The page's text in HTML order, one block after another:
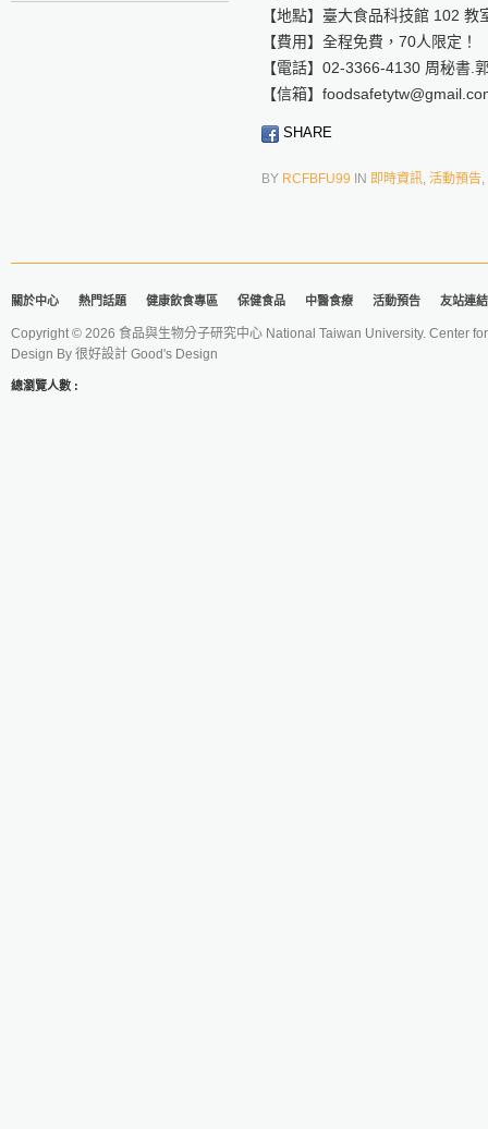
【地點】臺大食品科技館 102 教
【費用】全程免費，70人限定！
【電話】02-3366-4130 周秘書.
【信箱】
SHARE
BY RCFBFU99 IN 即時資訊, 活動預告,
關於中心 熱門話題 健康飲食專區 保健食品 中醫食療 活動預告 友站連結
Copyright © 2026 食品與生物分子研究中心 National Taiwan University. Center
Design By 很好設計 Good's Design
總瀏覽人數 :